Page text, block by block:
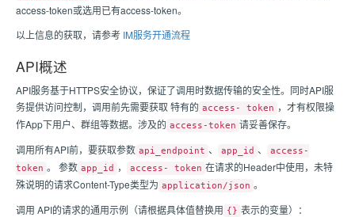
access-token或选用已有access-token。
以上信息的获取，请参考 IM服务开通流程
API概述
API服务基于HTTPS安全协议，保证了调用时数据传输的安全性。同时API服
务提供访问控制，调用前先需要获取 特有的 access- token ，才有权限操
作App下用户、群组等数据。涉及的 access-token 请妥善保存。
调用所有API前，要获取参数 api_endpoint 、 app_id 、
access-
token 。 参数 app_id ， access- token 在请求的Header中使用，未特
殊说明的请求Content-Type类型为 application/json 。
调用 API的请求的通用示例（请根据具体值替换用 {} 表示的变量）：